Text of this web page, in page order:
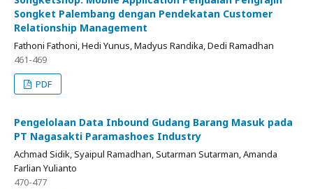
Songket Palembang dengan Pendekatan Customer
Relationship Management
Fathoni Fathoni, Hedi Yunus, Madyus Randika, Dedi Ramadhan
461-469
PDF
Pengelolaan Data Inbound Gudang Barang Masuk pada
PT Nagasakti Paramashoes Industry
Achmad Sidik, Syaipul Ramadhan, Sutarman Sutarman, Amanda
Farlian Yulianto
470-477